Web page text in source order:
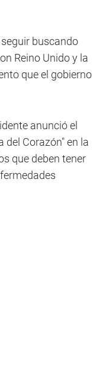
buscando
Reino Unido y la
que el gobierno
anunció el
del Corazón" en la
que deben tener